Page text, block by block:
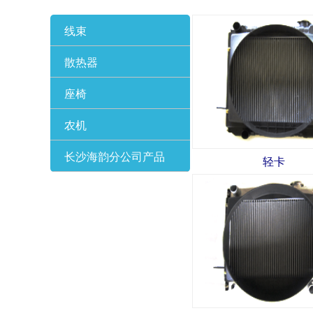
线束
散热器
座椅
农机
长沙海韵分公司产品
轻卡